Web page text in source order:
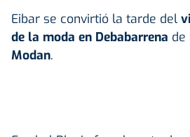
Eibar se convirtió la tarde del
de la moda en Debabarrena de
Modan.